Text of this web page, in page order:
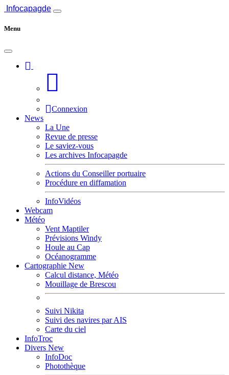
Infocapagde
Menu
Connexion
News
La Une
Revue de presse
Le saviez-vous
Les archives Infocapagde
Actions du Conseiller portuaire
Procédure en diffamation
InfoVidéos
Webcam
Météo
Vent Maptiler
Prévisions Windy
Houle au Cap
Océanogramme
Cartographie New
Calcul distance, Météo
Mouillage de Brescou
Suivi Nikita
Suivi des navires par AIS
Carte du ciel
InfoTroc
Divers New
InfoDoc
Photothèque